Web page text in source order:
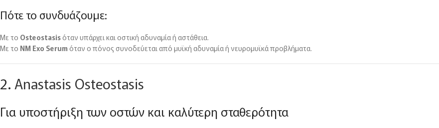
Πότε το συνδυάζουμε:
Με το Osteostasisόταν υπάρχει και οστική αδυναμία ή αστάθεια.
Με το NM Exo Serum όταν ο πόνος συνοδεύεται από μυϊκή αδυναμία ή νευρομυϊκά προβλήματα.
2. Anastasis Osteostasis
Για υποστήριξη των οστών και καλύτερη σταθερότητα